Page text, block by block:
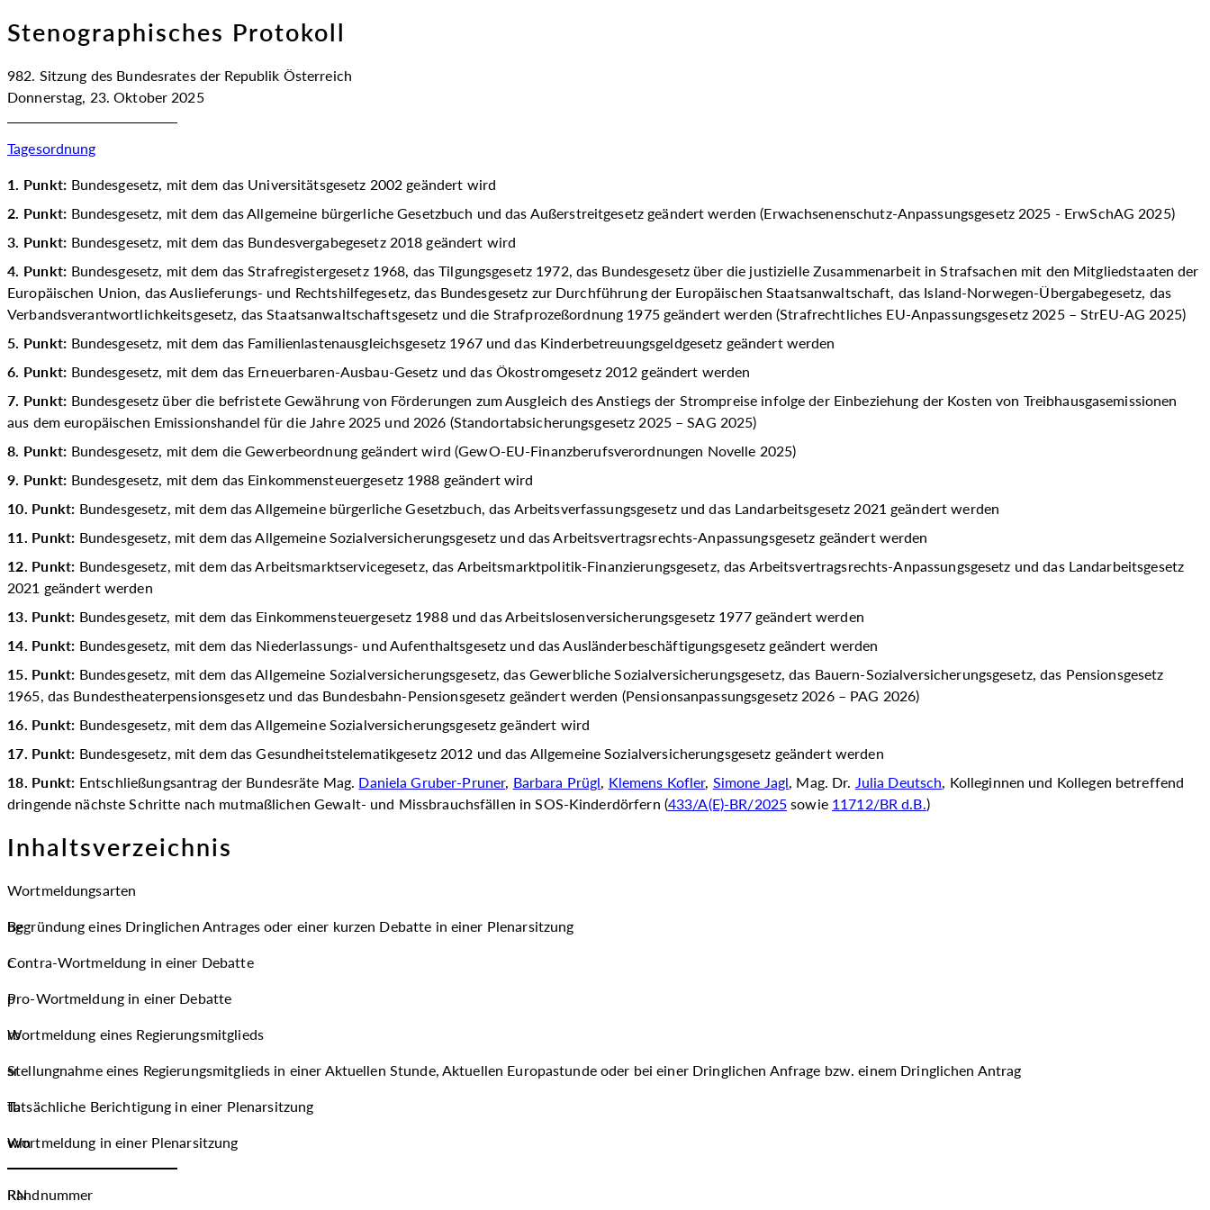
Stenographisches Protokoll
982. Sitzung des Bundesrates der Republik Österreich
Donnerstag, 23. Oktober 2025
Tagesordnung
1. Punkt: Bundesgesetz, mit dem das Universitätsgesetz 2002 geändert wird
2. Punkt: Bundesgesetz, mit dem das Allgemeine bürgerliche Gesetzbuch und das Außerstreitgesetz geändert werden (Erwachsenenschutz-Anpassungsgesetz 2025 - ErwSchAG 2025)
3. Punkt: Bundesgesetz, mit dem das Bundesvergabegesetz 2018 geändert wird
4. Punkt: Bundesgesetz, mit dem das Strafregistergesetz 1968, das Tilgungsgesetz 1972, das Bundesgesetz über die justizielle Zusammenarbeit in Strafsachen mit den Mitgliedstaaten der
Europäischen Union, das Auslieferungs- und Rechtshilfegesetz, das Bundesgesetz zur Durchführung der Europäischen Staatsanwaltschaft, das Island-Norwegen-Übergabegesetz, das
Verbandsverantwortlichkeitsgesetz, das Staatsanwaltschaftsgesetz und die Strafprozeßordnung 1975 geändert werden (Strafrechtliches EU-Anpassungsgesetz 2025 – StrEU-AG 2025)
5. Punkt: Bundesgesetz, mit dem das Familienlastenausgleichsgesetz 1967 und das Kinderbetreuungsgeldgesetz geändert werden
6. Punkt: Bundesgesetz, mit dem das Erneuerbaren-Ausbau-Gesetz und das Ökostromgesetz 2012 geändert werden
7. Punkt: Bundesgesetz über die befristete Gewährung von Förderungen zum Ausgleich des Anstiegs der Strompreise infolge der Einbeziehung der Kosten von Treibhausgasemissionen
aus dem europäischen Emissionshandel für die Jahre 2025 und 2026 (Standortabsicherungsgesetz 2025 – SAG 2025)
8. Punkt: Bundesgesetz, mit dem die Gewerbeordnung geändert wird (GewO-EU-Finanzberufsverordnungen Novelle 2025)
9. Punkt: Bundesgesetz, mit dem das Einkommensteuergesetz 1988 geändert wird
10. Punkt: Bundesgesetz, mit dem das Allgemeine bürgerliche Gesetzbuch, das Arbeitsverfassungsgesetz und das Landarbeitsgesetz 2021 geändert werden
11. Punkt: Bundesgesetz, mit dem das Allgemeine Sozialversicherungsgesetz und das Arbeitsvertragsrechts-Anpassungsgesetz geändert werden
12. Punkt: Bundesgesetz, mit dem das Arbeitsmarktservicegesetz, das Arbeitsmarktpolitik-Finanzierungsgesetz, das Arbeitsvertragsrechts-Anpassungsgesetz und das Landarbeitsgesetz
2021 geändert werden
13. Punkt: Bundesgesetz, mit dem das Einkommensteuergesetz 1988 und das Arbeitslosenversicherungsgesetz 1977 geändert werden
14. Punkt: Bundesgesetz, mit dem das Niederlassungs- und Aufenthaltsgesetz und das Ausländerbeschäftigungsgesetz geändert werden
15. Punkt: Bundesgesetz, mit dem das Allgemeine Sozialversicherungsgesetz, das Gewerbliche Sozialversicherungsgesetz, das Bauern-Sozialversicherungsgesetz, das Pensionsgesetz
1965, das Bundestheaterpensionsgesetz und das Bundesbahn-Pensionsgesetz geändert werden (Pensionsanpassungsgesetz 2026 – PAG 2026)
16. Punkt: Bundesgesetz, mit dem das Allgemeine Sozialversicherungsgesetz geändert wird
17. Punkt: Bundesgesetz, mit dem das Gesundheitstelematikgesetz 2012 und das Allgemeine Sozialversicherungsgesetz geändert werden
18. Punkt: Entschließungsantrag der Bundesräte Mag. Daniela Gruber-Pruner, Barbara Prügl, Klemens Kofler, Simone Jagl, Mag. Dr. Julia Deutsch, Kolleginnen und Kollegen betreffend
dringende nächste Schritte nach mutmaßlichen Gewalt- und Missbrauchsfällen in SOS-Kinderdörfern (433/A(E)-BR/2025 sowie 11712/BR d.B.)
Inhaltsverzeichnis
Wortmeldungsarten
bg
Begründung eines Dringlichen Antrages oder einer kurzen Debatte in einer Plenarsitzung
c
Contra-Wortmeldung in einer Debatte
p
Pro-Wortmeldung in einer Debatte
rb
Wortmeldung eines Regierungsmitglieds
sr
Stellungnahme eines Regierungsmitglieds in einer Aktuellen Stunde, Aktuellen Europastunde oder bei einer Dringlichen Anfrage bzw. einem Dringlichen Antrag
tb
Tatsächliche Berichtigung in einer Plenarsitzung
wm
Wortmeldung in einer Plenarsitzung
RN
Randnummer